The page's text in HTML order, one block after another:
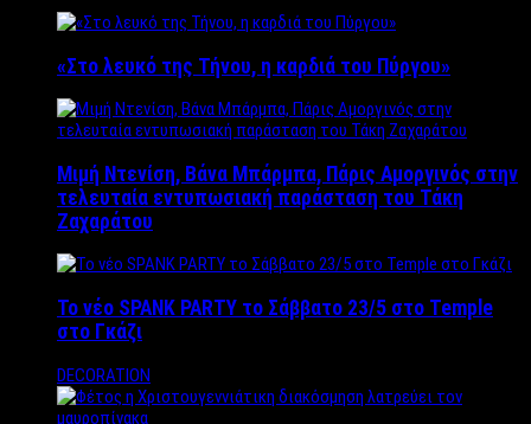
«Στο λευκό της Τήνου, η καρδιά του Πύργου»
Μιμή Ντενίση, Βάνα Μπάρμπα, Πάρις Αμοργινός στην
τελευταία εντυπωσιακή παράσταση του Τάκη
Ζαχαράτου
Το νέο SPANK PARTY το Σάββατο 23/5 στο Temple
στο Γκάζι
DECORATION